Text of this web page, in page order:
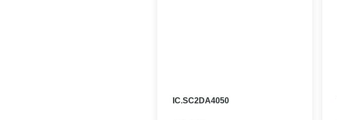
IC.SC2DA4050